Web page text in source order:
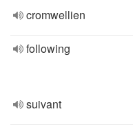
cromwellien
following
suivant